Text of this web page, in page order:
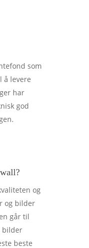
som
å levere
har
god
og
og bilder
går til
bilder
beste